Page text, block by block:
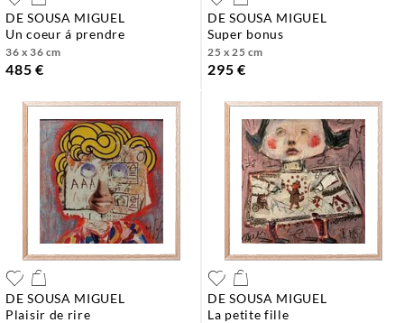
DE SOUSA MIGUEL
un coeur á prendre
36 x 36 cm
485 €
DE SOUSA MIGUEL
super bonus
25 x 25 cm
295 €
DE SOUSA MIGUEL
plaisir de rire
DE SOUSA MIGUEL
la petite fille